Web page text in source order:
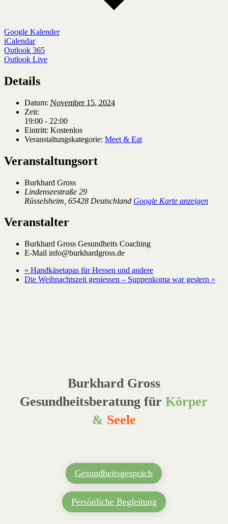
Google Kalender
iCalendar
Outlook 365
Outlook Live
Details
Datum: November 15, 2024
Zeit:
19:00 - 22:00
Eintritt: Kostenlos
Veranstaltungskategorie: Meet & Eat
Veranstaltungsort
Burkhard Gross
Lindenseestraße 29
Rüsselsheim 65428 Deutschland Google Karte anzeigen
Veranstalter
Burkhard Gross Gesundheits Coaching
E-Mail info@burkhardgross.de
« Handkäsetapas für Hessen und andere
Die Weihnachtszeit geniessen – Suppenkoma war gestern »
Burkhard Gross
Gesundheitsberatung fürKörper
& Seele
Gesundheitsgespräch
Persönliche Begleitung